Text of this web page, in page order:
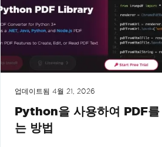
업데이트됨 4월 21, 2026
Python을 사용하여 PDF를
는 방법